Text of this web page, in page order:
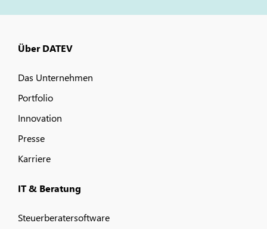
Über DATEV
Das Unternehmen
Portfolio
Innovation
Presse
Karriere
IT & Beratung
Steuerberatersoftware